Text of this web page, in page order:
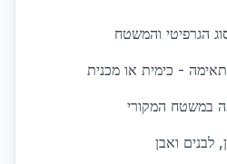
הגרפיטי והמשטח
- כימית או מכנית
במשטח המקורי
לבנים ואבן